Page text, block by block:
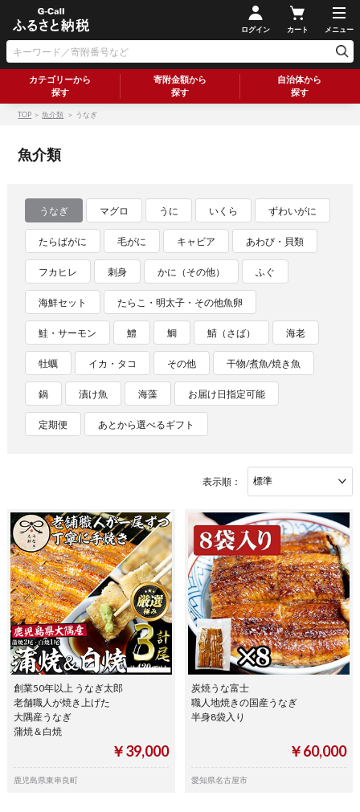
ログイン カート メニュー
カテゴリーから
探す
寄附金額から
探す
自治体から
探す
TOP ＞魚介類 ＞ うなぎ
魚介類
うなぎ マグロ うに いくら ずわいがに
たらばがに 毛がに キャビア あわび・貝類
フカヒレ 刺身 かに（その他） ふぐ
海鮮セット たらこ・明太子・その他魚卵
鮭・サーモン 鱧 鯛 鯖（さば） 海老
牡蠣 イカ・タコ その他 干物/煮魚/焼き魚
鍋 漬け魚 海藻 お届け日指定可能
定期便 あとから選べるギフト
表示順：
創業50年以上 うなぎ太郎
老舗職人が焼き上げた
大隅産うなぎ
蒲焼＆白焼
￥39,000
鹿児島県東串良町
炭焼うな富士
職人地焼きの国産うなぎ
半身8袋入り
￥60,000
愛知県名古屋市